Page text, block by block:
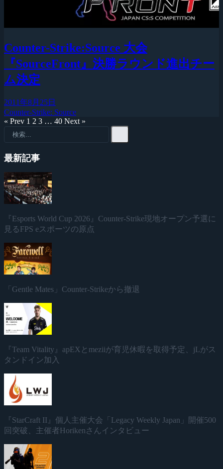
Counter-Strike:Source 大会
『SourceFront』決勝ラウンド進出チー
ム決定
2011年8月25日
Counter-Strike: Source
« Prev 1 2 3 … 40 Next »
最新記事
『Esports World Cup 2026』Counter-Strike現地オープン予選に
見るFPS eスポーツの原点
「Gentle Mates」Counter-Strikeから撤退
『Team Vitality』apEXとmeziiが育児休暇を取得予定、jLがス
タンドイン加入
『StarCraft II』個人主催大会「Legacy Weekly Japan」開催500
回突破、主催者Horikenさんインタビュー